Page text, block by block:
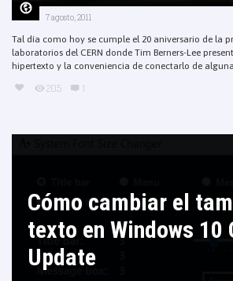
7 agosto, 2011
Tal día como hoy se cumple el 20 aniversario de la
laboratorios del CERN donde Tim Berners-Lee
hipertexto y la conveniencia de conectarlo de
205 1
Cómo cambiar el
texto en Windows 10
Update